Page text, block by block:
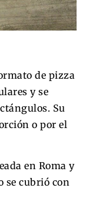
de pizza
y se
Su
o por el
en Roma y
se cubrió con